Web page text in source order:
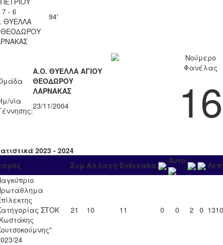
7 - 6
ΘΥΕΛΛΑ
ΘΕΟΔΩΡΟΥ
94'
Α.Ο. ΘΥΕΛΛΑ ΑΓΙΟΥ
ΘΕΟΔΩΡΟΥ
ΛΑΡΝΑΚΑΣ
νία
23/11/2004
Νούμερο
Φανέλας
16
2023 - 2024
Συμ Αλλαγή Ενδεκάδα Αυτο
ΣΤΟΚ
24
21 10 11 0 0 2 0 1310